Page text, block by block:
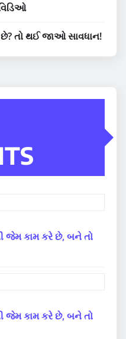
છે? તો થઈ જાઓ સાવધાન!
કામ કરે છે, બને તો
કામ કરે છે, બને તો